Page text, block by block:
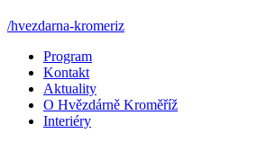
/hvezdarna-kromeriz
Program
Kontakt
Aktuality
O Hvězdárně Kroměříž
Interiéry